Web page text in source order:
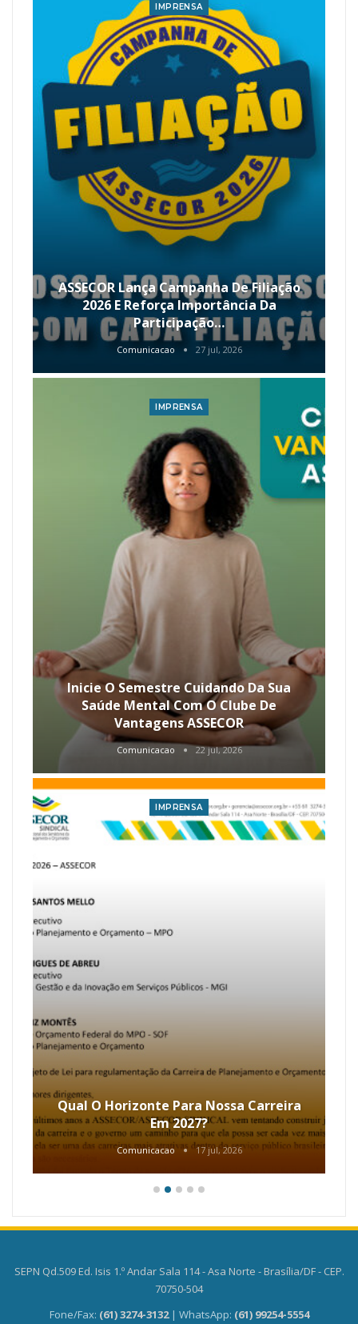
IMPRENSA
ASSECOR Lança Campanha De Filiação
2026 E Reforça Importância Da
Participação…
Comunicacao 27 jul, 2026
IMPRENSA
Inicie O Semestre Cuidando Da Sua
Saúde Mental Com O Clube De
Vantagens ASSECOR
Comunicacao 22 jul, 2026
IMPRENSA
Qual O Horizonte Para Nossa Carreira
Em 2027?
Comunicacao 17 jul, 2026
SEPN Qd.509 Ed. Isis 1.º Andar Sala 114 - Asa Norte - Brasília/DF - CEP.
70750-504
Fone/Fax: (61) 3274-3132 | WhatsApp: (61) 99254-5554